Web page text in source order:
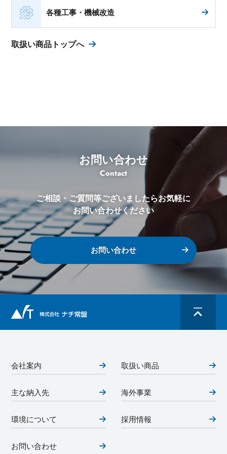
各種工事・機械改造
取扱い商品トップへ
お問い合わせ
Contact
ご相談・ご質問等ございましたらお気軽に
お問い合わせください
お問い合わせ
会社案内 取扱い商品
主な納入先 海外事業
環境について 採用情報
お問い合わせ